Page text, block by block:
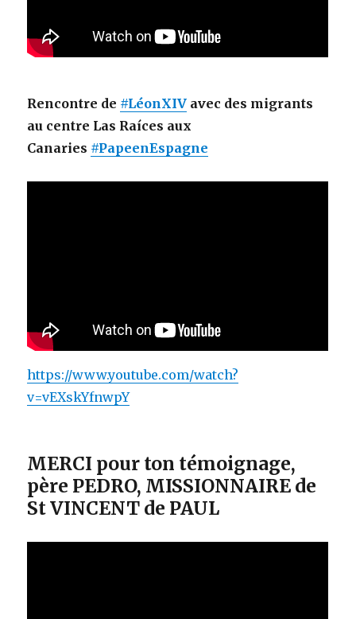
Rencontre de #LéonXIV avec des migrants
au centre Las Raíces aux
Canaries #PapeenEspagne
https://www.youtube.com/watch?
v=vEXskYfnwpY
MERCI pour ton témoignage,
père PEDRO, MISSIONNAIRE de
St VINCENT de PAUL